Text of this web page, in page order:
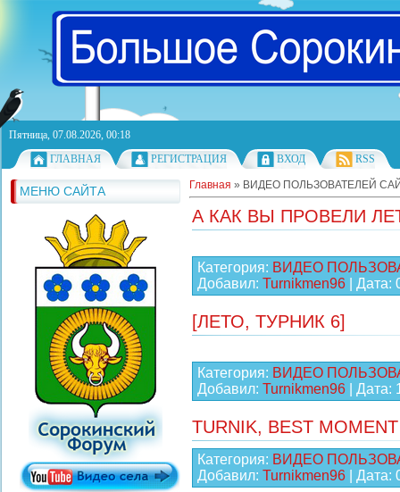
Пятница, 07.08.2026, 00:18
ГЛАВНАЯ
РЕГИСТРАЦИЯ ВХОД RSS
МЕНЮ САЙТА Главная » ВИДЕО ПОЛЬЗОВАТЕЛЕЙ
А КАК ВЫ ПРОВЕЛИ
Категория: ВИДЕО
Добавил: Turnikmen96 | Дата:
[ЛЕТО, ТУРНИК 6]
Категория: ВИДЕО
Добавил: Turnikmen96 | Дата:
TURNIK, BEST
Категория: ВИДЕО
Добавил: Turnikmen96 | Дата: